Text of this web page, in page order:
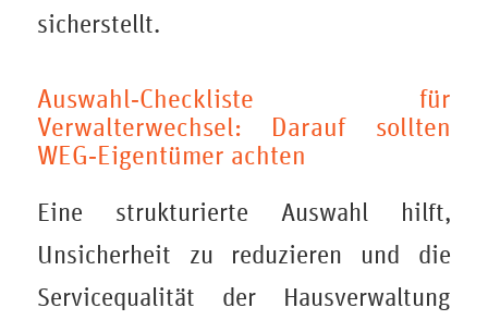
sicherstellt.
Auswahl‑Checkliste für
Verwalterwechsel: Darauf sollten
WEG‑Eigentümer achten
Eine strukturierte Auswahl hilft,
Unsicherheit zu reduzieren und die
Servicequalität der Hausverwaltung